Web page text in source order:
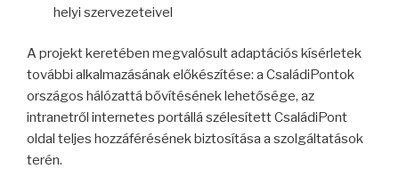
helyi szervezeteivel
A projekt keretében megvalósult adaptációs kísérletek
további alkalmazásának előkészítése: a CsaládiPontok
országos hálózattá bővítésének lehetősége, az
intranetről internetes portállá szélesített CsaládiPont
oldal teljes hozzáférésének biztosítása a szolgáltatások
terén.